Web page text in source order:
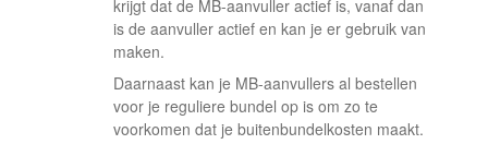
krijgt dat de MB-aanvuller actief is, vanaf dan
is de aanvuller actief en kan je er gebruik van
maken.
Daarnaast kan je MB-aanvullers al bestellen
voor je reguliere bundel op is om zo te
voorkomen dat je buitenbundelkosten maakt.